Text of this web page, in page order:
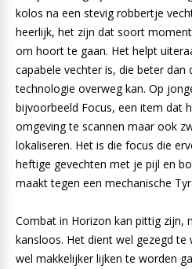
kolos na een stevig robbertje
heerlijk, het zijn dat soort
om hoort te gaan. Het helpt
capabele vechter is, die beter
technologie overweg kan. Op
bijvoorbeeld Focus, een item dat
omgeving te scannen maar ook
lokaliseren. Het is die focus die
heftige gevechten met je pijl en
maakt tegen een mechanische
Combat in Horizon kan pittig zijn,
kansloos. Het dient wel gezegd
wel makkelijker lijken te worden